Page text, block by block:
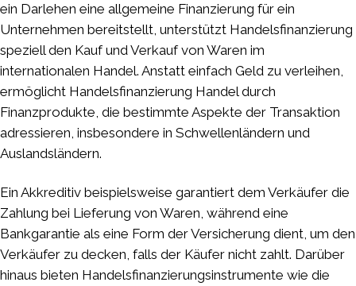
ein Darlehen eine allgemeine Finanzierung für ein
Unternehmen bereitstellt, unterstützt Handelsfinanzierung
speziell den Kauf und Verkauf von Waren im
internationalen Handel. Anstatt einfach Geld zu verleihen,
ermöglicht Handelsfinanzierung Handel durch
Finanzprodukte, die bestimmte Aspekte der Transaktion
adressieren, insbesondere in Schwellenländern und
Auslandsländern.
Ein Akkreditiv beispielsweise garantiert dem Verkäufer die
Zahlung bei Lieferung von Waren, während eine
Bankgarantie als eine Form der Versicherung dient, um den
Verkäufer zu decken, falls der Käufer nicht zahlt. Darüber
hinaus bieten Handelsfinanzierungsinstrumente wie die